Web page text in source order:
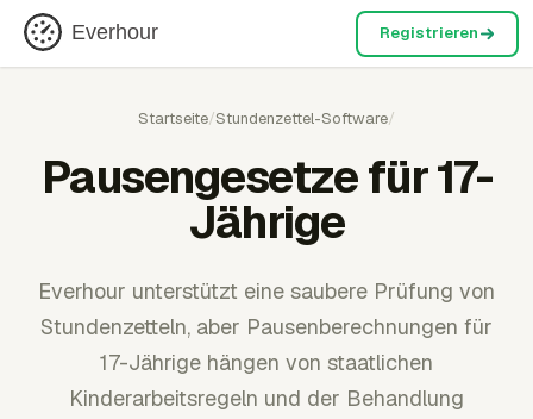
Everhour Registrieren
Startseite/Stundenzettel-Software/
Pausengesetze für 17-
Jährige
Everhour unterstützt eine saubere Prüfung von
Stundenzetteln, aber Pausenberechnungen für
17-Jährige hängen von staatlichen
Kinderarbeitsregeln und der Behandlung